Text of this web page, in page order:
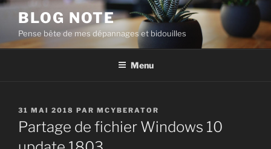
Aller
contenu
principal
BLOG NOTE
Pense bête de mes dépannages et bidouilles
Menu
PUBLIÉ
LE
31 MAI 2018 PAR MCYBERATOR
Partage de fichier Windows 10